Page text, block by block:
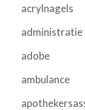
acrylnagels
administratie
adobe
ambulance